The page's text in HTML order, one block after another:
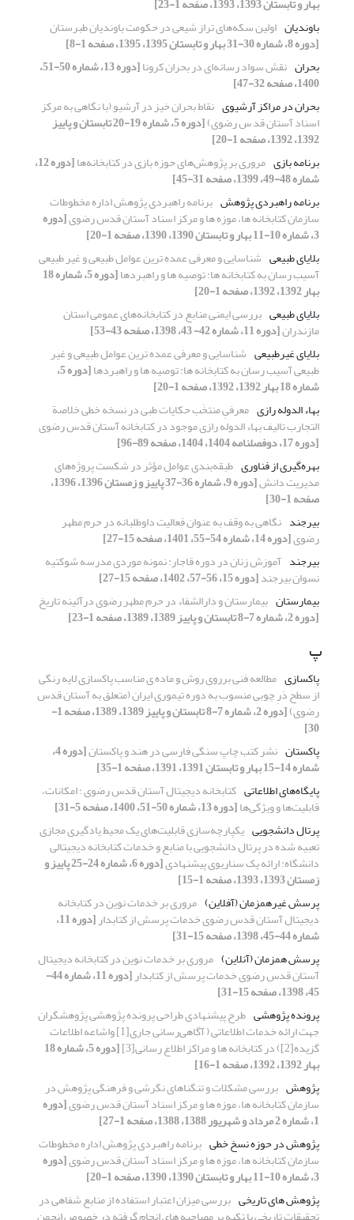
بهار و تابستان 1393، 1393، صفحه 1-23]
باوندیان اولین سکه‌های تراز شیعی در حکومت باوندیان طبرستان
[دوره 8، شماره 30-31 بهار و تابستان 1395، 1395، صفحه 1-8]
بحران نقش سواد رسانه‌ای در بحران کرونا [دوره 13، شماره 50-51،
1400، صفحه 32-47]
بحران در مراکز آرشیوی نقاط بحران خیز در آرشیو (با نگاهی به مرکز
اسناد آستان قد س رضوی) [دوره 5، شماره 19-20 تابستان و پاییز
1392، 1392، صفحه 1-20]
برنامه بازی مروری بر پژوهش‌های حوزه بازی در کتابخانه‌ها [دوره 12،
شماره 48-49، 1399، صفحه 31-45]
برنامه راهبردی پژوهش برنامه راهبردی پژوهش اداره مخطوطات
سازمان کتابخانه ها، موزه ها و مرکز اسناد آستان قدس رضوی[دوره
3، شماره 10-11 بهار و تابستان 1390، 1390، صفحه 1-20]
بلایای طبیعی شناسایی و معرفی عمده ترین عوامل طبیعی و غیر طبیعی
آسیب رسان به کتابخانه ها: توصیه ها و راهبردها [دوره 5، شماره 18
بهار 1392، 1392، صفحه 1-20]
بلایای طبیعی بررسی ایمنی منابع در کتابخانه‌های عمومی استان
مازندران[دوره 11، شماره 42- 43، 1398، صفحه 43-53]
بلایای غیرطبیعی شناسایی و معرفی عمده ترین عوامل طبیعی و غیر
طبیعی آسیب رسان به کتابخانه ها: توصیه ها و راهبردها [دوره 5،
شماره 18 بهار 1392، 1392، صفحه 1-20]
بهاء الدوله رازی معرفیِ منتخَب حکایات طبی در نسخه خطی خلاصة
التجارب تالیف بهاء الدوله رازی موجود در کتابخانه آستان قدس رضوی
[دوره 17، دوفصلنامه 1404، 1404، صفحه 89-96]
بهره‌گیری از فناوری طبقه‌بندی عوامل مؤثر در شکست پروژه‌های
مدیریت دانش [دوره 9، شماره 36-37 پاییز و زمستان 1396، 1396،
صفحه 1-30]
بیرجند نگاهی به وقف به عنوان فعالیت داوطلبانه در حرم مطهر
رضوی[دوره 14، شماره 54-55، 1401، صفحه 15-27]
بیرجند آموزش زنان در دوره قاجار: نمونه موردی مدرسه شوکتیه
نسوان بیرجند[دوره 15، 56-57، 1402، صفحه 15-27]
بیمارستان بیمارستان و دارالشفاء در حرم مطهر رضوی درآئینه تاریخ
[دوره 2، شماره 7-8 تابستان و پاییز 1389، 1389، صفحه 1-23]
پ
پاکسازی مطالعه فنی برروی روش و ماده ی مناسب پاکسازی لایه رنگی
از سطح دَرِ چوبی منسوب به دوره تیموری ایران (متعلق به آستان قدس
رضوی) [دوره 2، شماره 7-8 تابستان و پاییز 1389، 1389، صفحه 1-
30]
پاکستان نشر کتب چاپ سنگی فارسی در هند و پاکستان [دوره 4،
شماره 14-15 بهار و تابستان 1391، 1391، صفحه 1-35]
پایگاه‌های اطلاعاتی کتابخانه دیجیتال آستان قدس رضوی ؛ امکانات،
قابلیت‌ها و ویژگی‌ها[دوره 13، شماره 50-51، 1400، صفحه 5-31]
پرتال دانشجویی یکپارچه‌سازی قابلیت‌های یک محیط یادگیری مجازی
تعبیه شده در پرتال دانشجویی با منابع و خدمات کتابخانه دیجیتالی
دانشگاه: ارائه یک سناریوی پیشنهادی [دوره 6، شماره 24-25 پاییز و
زمستان 1393، 1393، صفحه 1-15]
پرسش غیرهمزمان (آفلاین) مروری بر خدمات نوین در کتابخانه
دیجیتال آستان قدس رضوی خدمات پرسش از کتابدار [دوره 11،
شماره 44-45، 1398، صفحه 15-31]
پرسش همزمان (آنلاین) مروری بر خدمات نوین در کتابخانه دیجیتال
آستان قدس رضوی خدمات پرسش از کتابدار [دوره 11، شماره 44-
45، 1398، صفحه 15-31]
پرونده پژوهشی طرح پیشنهادی طراحی پرونده پژوهشی پژوهشگران
جهت ارائه خدمات اطلاعاتی ( آگاهی‌رسانی جاری[1] واشاعه اطلاعات
گزیده[2]) در کتابخانه ها و مراکز اطلاع رسانی[3] [دوره 5، شماره 18
بهار 1392، 1392، صفحه 1-16]
پژوهش بررسی مشکلات و تنگناهای نگرشی و فرهنگی پژوهش در
سازمان کتابخانه ها، موزه ها و مرکز اسناد آستان قدس رضوی[دوره
1، شماره 2 مرداد و شهریور 1388، 1388، صفحه 1-27]
پژوهش در حوزه نسخ خطی برنامه راهبردی پژوهش اداره مخطوطات
سازمان کتابخانه ها، موزه ها و مرکز اسناد آستان قدس رضوی[دوره
3، شماره 10-11 بهار و تابستان 1390، 1390، صفحه 1-20]
پژوهش های تاریخی بررسی میزان اعتبار استفاده از منابع شفاهی در